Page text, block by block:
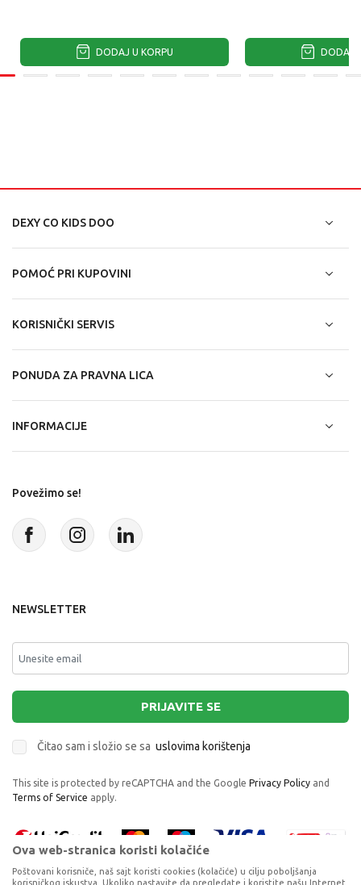
DODAJ U KORPU DODAJ
DEXY CO KIDS DOO
POMOĆ PRI KUPOVINI
KORISNIČKI SERVIS
PONUDA ZA PRAVNA LICA
INFORMACIJE
Povežimo se!
NEWSLETTER
PRIJAVITE SE
Čitao sam i složio se sa uslovima korištenja
This site is protected by reCAPTCHA and the Google Privacy Policy and
Terms of Service apply.
Ova web-stranica koristi kolačiće
Poštovani korisniče, naš sajt koristi cookies (kolačiće) u cilju poboljšanja
korisničkog iskustva. Ukoliko nastavite da pregledate i koristite našu Internet